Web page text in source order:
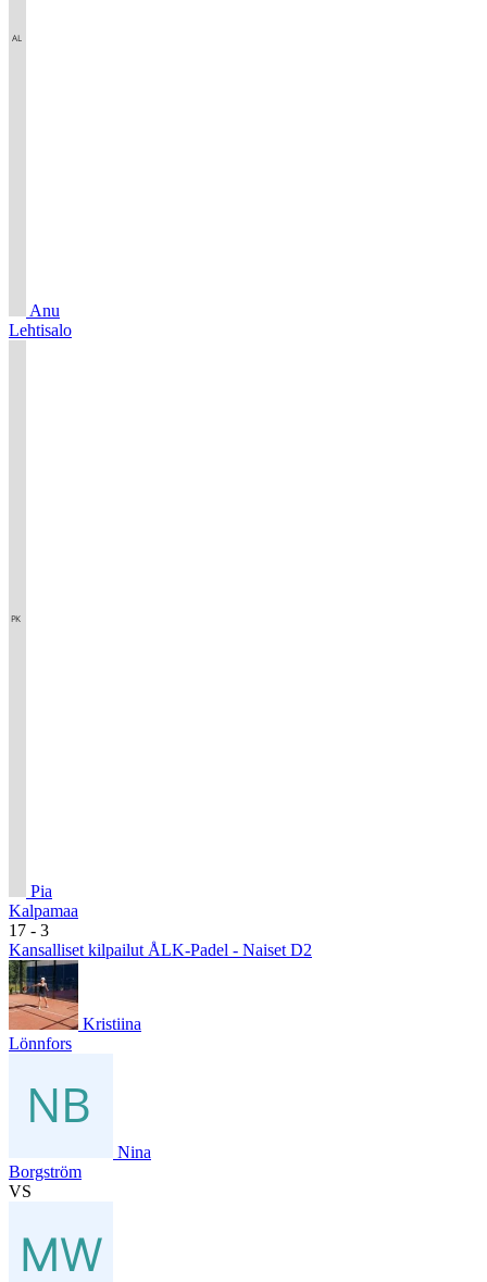
Anu
Lehtisalo
Pia
Kalpamaa
17 - 3
Kansalliset kilpailut ÅLK-Padel - Naiset D2
Kristiina
Lönnfors
Nina
Borgström
VS